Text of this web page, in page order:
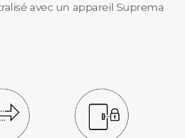
avec un appareil Suprema